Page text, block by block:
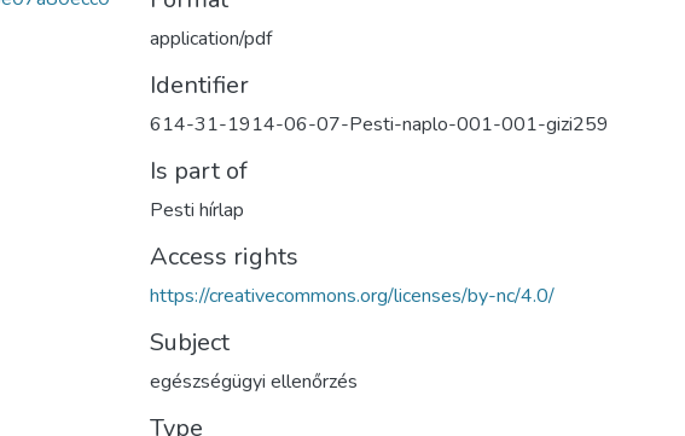
application/pdf
Identifier
614-31-1914-06-07-Pesti-naplo-001-001-gizi259
Is part of
Pesti hírlap
Access rights
https://creativecommons.org/licenses/by-nc/4.0/
Subject
egészségügyi ellenőrzés
Type